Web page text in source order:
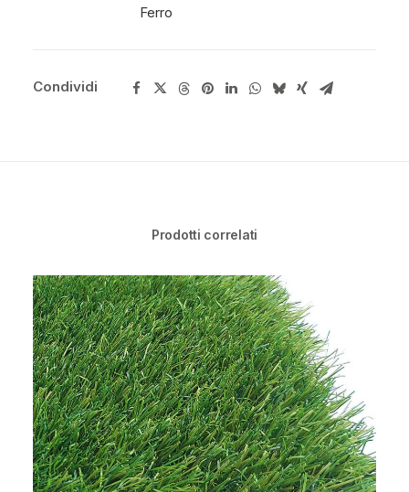
Ferro
Condividi
Prodotti correlati